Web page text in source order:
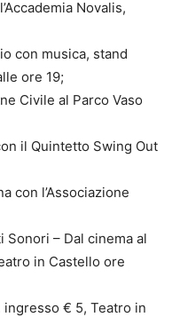
Novalis,
con musica, stand
ore 19;
Civile al Parco Vaso
il Quintetto Swing Out
con l’Associazione
Sonori – Dal cinema al
in Castello ore
€ 5, Teatro in